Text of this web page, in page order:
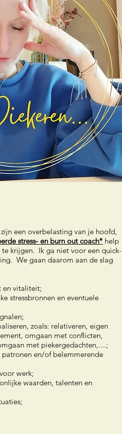
een overbelasting van je hoofd,
stress- en burn out coach* help
krijgen. Ik ga niet voor een quick-
We gaan daarom aan de slag
en vitaliteit;
stressbronnen en eventuele
zoals: relativeren, eigen
omgaan met conflicten,
met piekergedachten,....;
en/of belemmerende
werk;
waarden, talenten en